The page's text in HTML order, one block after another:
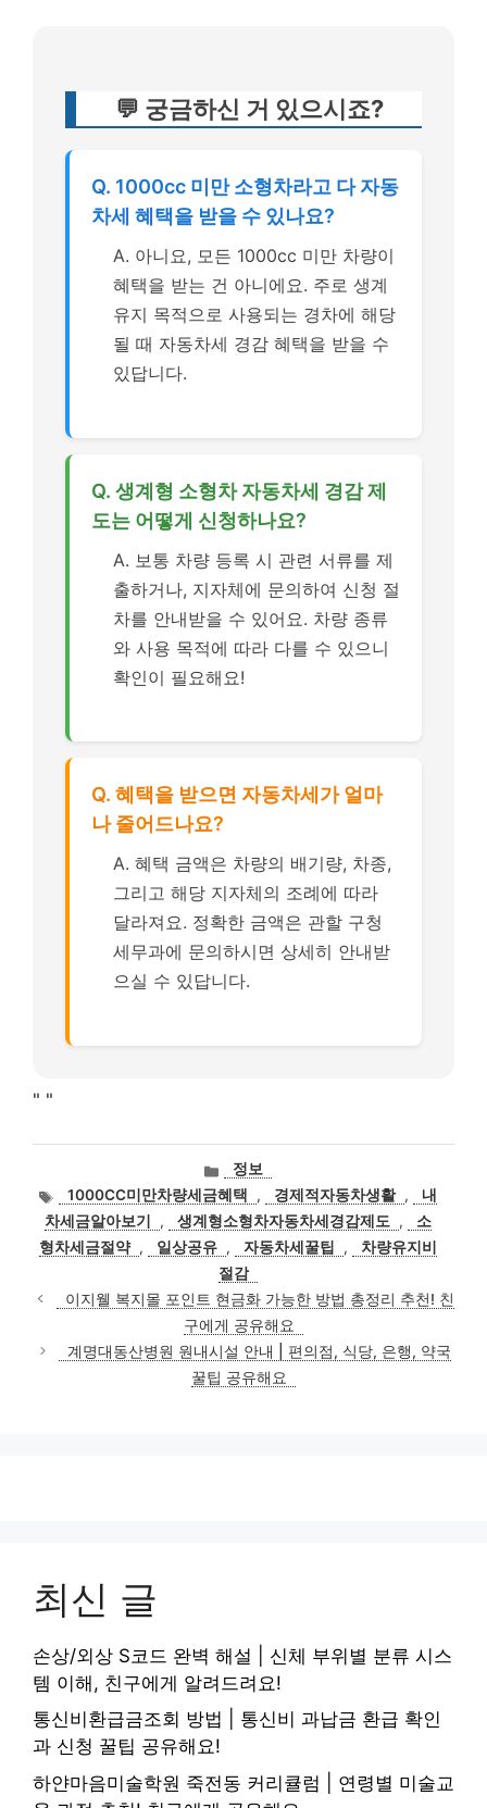
💬 궁금하신 거 있으시죠?
Q. 1000cc 미만 소형차라고 다 자동
차세 혜택을 받을 수 있나요?
A. 아니요, 모든 1000cc 미만 차량이
혜택을 받는 건 아니에요. 주로 생계
유지 목적으로 사용되는 경차에 해당
될 때 자동차세 경감 혜택을 받을 수
있답니다.
Q. 생계형 소형차 자동차세 경감 제
도는 어떻게 신청하나요?
A. 보통 차량 등록 시 관련 서류를 제
출하거나, 지자체에 문의하여 신청 절
차를 안내받을 수 있어요. 차량 종류
와 사용 목적에 따라 다를 수 있으니
확인이 필요해요!
Q. 혜택을 받으면 자동차세가 얼마
나 줄어드나요?
A. 혜택 금액은 차량의 배기량, 차종,
그리고 해당 지자체의 조례에 따라
달라져요. 정확한 금액은 관할 구청
세무과에 문의하시면 상세히 안내받
으실 수 있답니다.
" "
카
테
고
리
정보
태
그
1000CC미만차량세금혜택 , 경제적자동차생활 ,
내
차세금알아보기
, 생계형소형차자동차세경감제도 ,
소
형차세금절약 , 일상공유 , 자동차세꿀팁 ,
차량유지비
절감
이지웰 복지몰 포인트 현금화 가능한 방법 총정리 추천! 친
구에게 공유해요
계명대동산병원 원내시설 안내 | 편의점, 식당, 은행, 약국
꿀팁 공유해요
최신 글
손상/외상 S코드 완벽 해설 | 신체 부위별 분류 시스
템 이해, 친구에게 알려드려요!
통신비환급금조회 방법 | 통신비 과납금 환급 확인
과 신청 꿀팁 공유해요!
하얀마음미술학원 죽전동 커리큘럼 | 연령별 미술교